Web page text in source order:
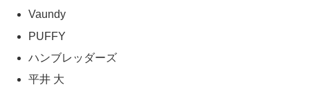
Vaundy
PUFFY
ハンブレッダーズ
平井 大